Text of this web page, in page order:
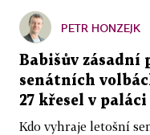
PETR HONZEJK
Babišův zásadní
senátních
27 křesel v
Kdo vyhraje letošní